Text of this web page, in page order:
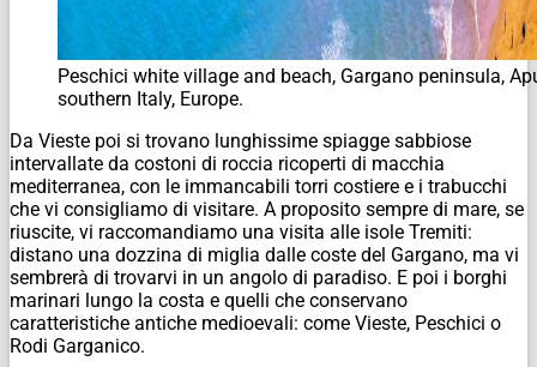
Peschici white village and beach, Gargano peninsula,
southern Italy, Europe.
Da Vieste poi si trovano lunghissime spiagge sabbiose
intervallate da costoni di roccia ricoperti di macchia
mediterranea, con le immancabili torri costiere e i trabucchi
che vi consigliamo di visitare. A proposito sempre di mare, se
riuscite, vi raccomandiamo una visita alle isole Tremiti:
distano una dozzina di miglia dalle coste del Gargano, ma vi
sembrerà di trovarvi in un angolo di paradiso. E poi i borghi
marinari lungo la costa e quelli che conservano
caratteristiche antiche medioevali: come Vieste, Peschici o
Rodi Garganico.